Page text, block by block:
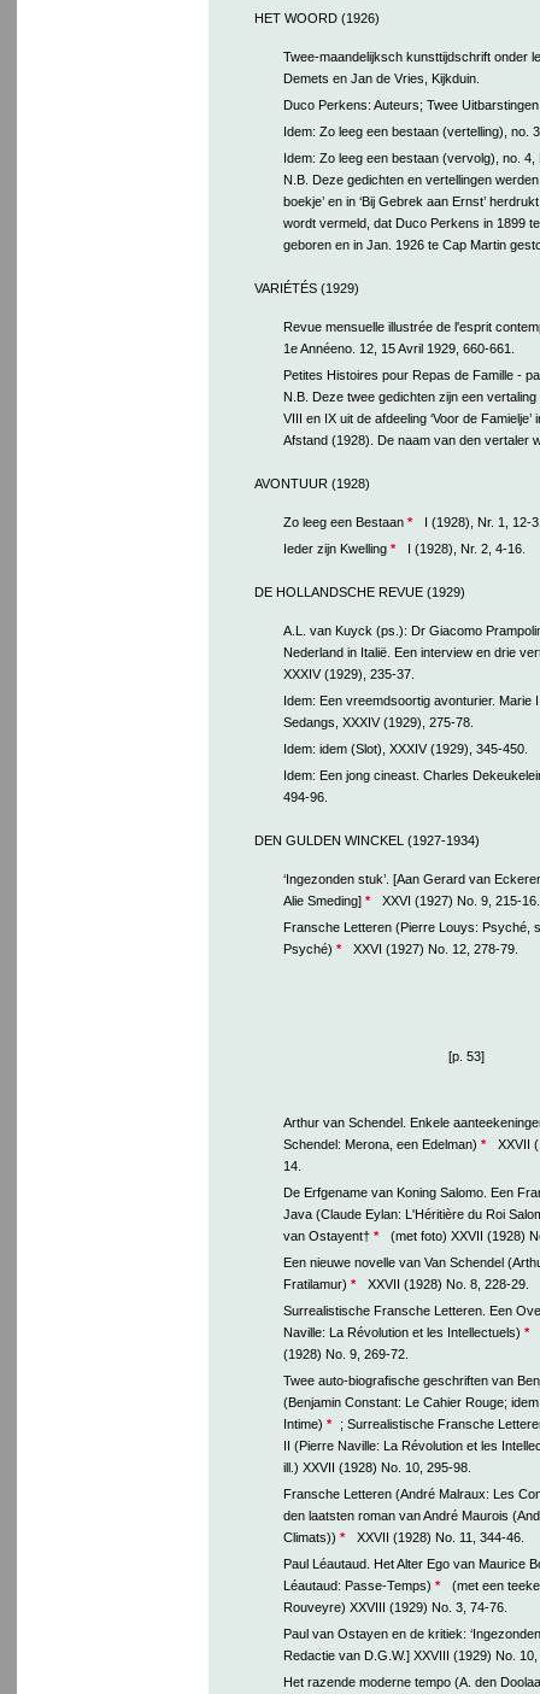
HET WOORD (1926)
Twee-maandelijksch kunsttijdschrift onder
Demets en Jan de Vries, Kijkduin.
Duco Perkens: Auteurs; Twee
Idem: Zo leeg een bestaan (vertelling), no.
Idem: Zo leeg een bestaan (vervolg), no. 4,
N.B. Deze gedichten en vertellingen werden
boekje’ en in ‘Bij Gebrek aan Ernst’
wordt vermeld, dat Duco Perkens in 1899
geboren en in Jan. 1926 te Cap Martin
VARIÉTÉS (1929)
Revue mensuelle illustrée de l'esprit
1e Annéeno. 12, 15 Avril 1929, 660-661.
Petites Histoires pour Repas de Famille -
N.B. Deze twee gedichten zijn een
VIII en IX uit de afdeeling ‘Voor de Famielje’
Afstand (1928). De naam van den vertaler
AVONTUUR (1928)
Zo leeg een Bestaan *
I (1928), Nr. 1, 12-
Ieder zijn Kwelling * I (1928), Nr. 2, 4-16.
DE HOLLANDSCHE REVUE (1929)
A.L. van Kuyck (ps.): Dr Giacomo
Nederland in Italië. Een interview en drie
XXXIV (1929), 235-37.
Idem: Een vreemdsoortig avonturier. Marie
Sedangs, XXXIV (1929), 275-78.
Idem: idem (Slot), XXXIV (1929), 345-450.
Idem: Een jong cineast. Charles
494-96.
DEN GULDEN WINCKEL (1927-1934)
‘Ingezonden stuk’. [Aan Gerard van
Alie Smeding] *
XXVI (1927) No. 9, 215-16.
Fransche Letteren (Pierre Louys: Psyché,
Psyché) * XXVI (1927) No. 12, 278-79.
[p. 53]
Arthur van Schendel. Enkele
Schendel: Merona, een Edelman) *
XXVII
14.
De Erfgename van Koning Salomo. Een
Java (Claude Eylan: L'Héritière du Roi
van Ostayent† *
(met foto) XXVII (1928)
Een nieuwe novelle van Van Schendel
Fratilamur) *
XXVII (1928) No. 8, 228-29.
Surrealistische Fransche Letteren. Een
Naville: La Révolution et les Intellectuels) *
(1928) No. 9, 269-72.
Twee auto-biografische geschriften van
(Benjamin Constant: Le Cahier Rouge;
Intime) *
; Surrealistische Fransche
II (Pierre Naville: La Révolution et les
ill.) XXVII (1928) No. 10, 295-98.
Fransche Letteren (André Malraux: Les
den laatsten roman van André Maurois
Climats)) *
XXVII (1928) No. 11, 344-46.
Paul Léautaud. Het Alter Ego van Maurice
Léautaud: Passe-Temps) *
(met een
Rouveyre) XXVIII (1929) No. 3, 74-76.
Paul van Ostayen en de kritiek:
Redactie van D.G.W.] XXVIII (1929) No. 10,
Het razende moderne tempo (A. den